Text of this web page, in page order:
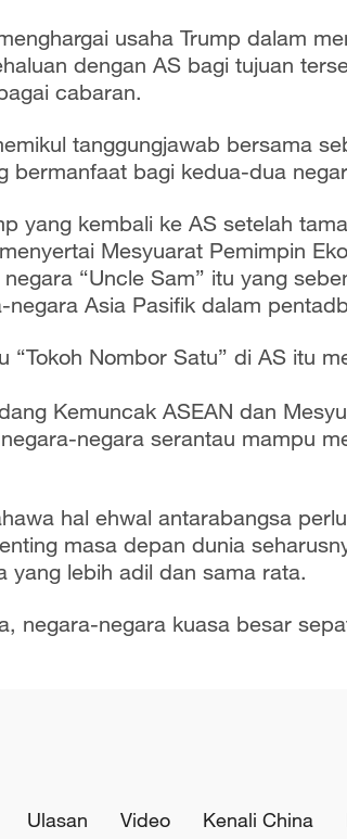
usaha Trump dalam
dengan AS bagi tujuan
cabaran.
tanggungjawab bersama
bermanfaat bagi kedua-dua
yang kembali ke AS setelah
Mesyuarat Pemimpin
“Uncle Sam” itu yang
negara Asia Pasifik dalam
“Tokoh Nombor Satu” di AS itu
Kemuncak ASEAN dan
negara serantau mampu
hal ehwal antarabangsa
masa depan dunia
yang lebih adil dan sama rata.
negara-negara kuasa besar
Ulasan Video Kenali China